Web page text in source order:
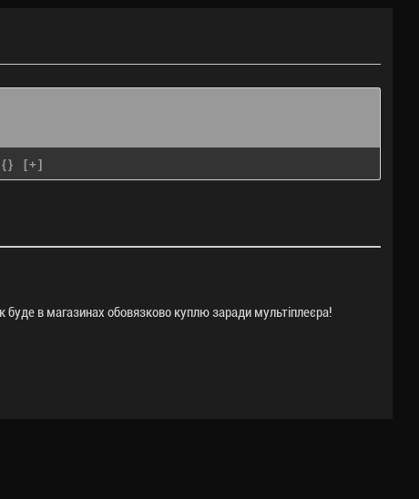
{} [+]
в магазинах обовязково куплю заради мультіплеєра!